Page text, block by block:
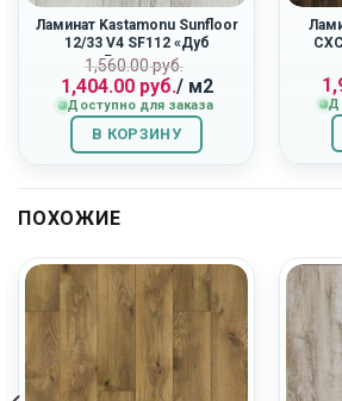
Ламинат Kastamonu Sunfloor
12/33 V4 SF112 «Дуб
Ривьера»
1,560.00руб.
Первоначальная
цена
составляла
1,560.00
руб..
1,404.00руб.
Текущая
цена:
1,404.00
руб..
/ м2
Доступно для заказа
В КОРЗИНУ
ПОХОЖИЕ